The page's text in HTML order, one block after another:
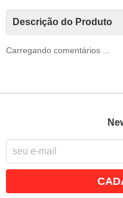
Descrição do Produto
Carregando comentários ...